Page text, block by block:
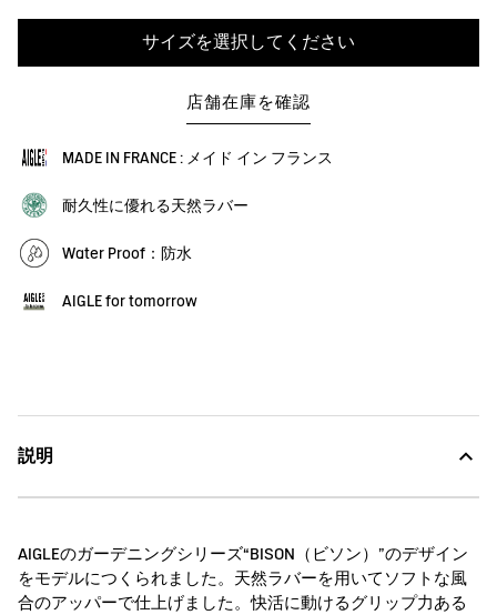
サイズを選択してください
店舗在庫を確認
MADE IN FRANCE : メイド イン フランス
耐久性に優れる天然ラバー
Water Proof：防水
AIGLE for tomorrow
説明
AIGLEのガーデニングシリーズ“BISON（ビソン）”のデザイン
をモデルにつくられました。天然ラバーを用いてソフトな風
合のアッパーで仕上げました。快活に動けるグリップ力ある